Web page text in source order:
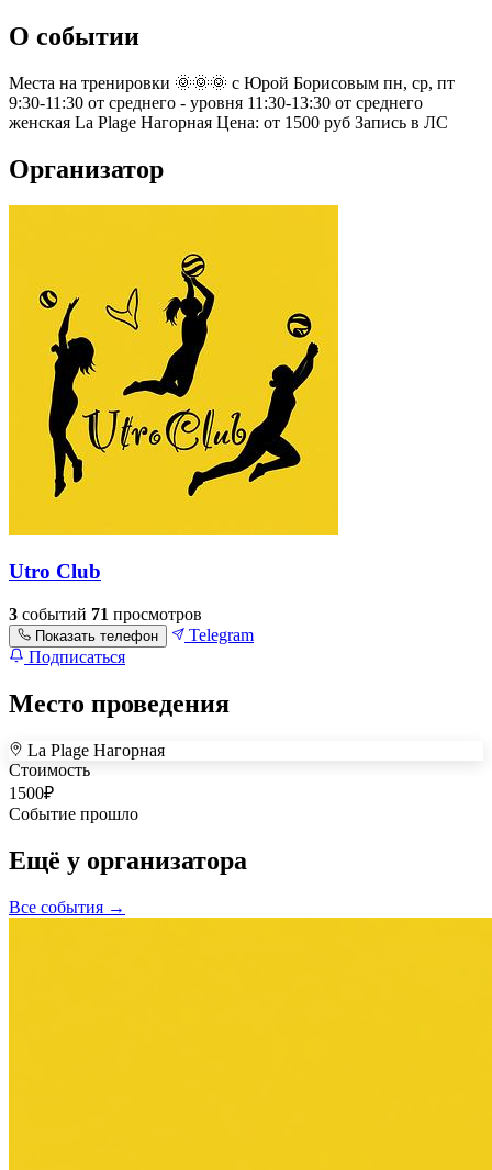
О событии
Места на тренировки 🌞🌞🌞 с Юрой Борисовым пн, ср, пт
9:30-11:30 от среднего - уровня 11:30-13:30 от среднего
женская La Plage Нагорная Цена: от 1500 руб Запись в ЛС
Организатор
Utro Club
3 событий 71 просмотров
Показать телефон
Telegram
Подписаться
Место проведения
+
–
La Plage Нагорная
Стоимость
1500₽
Событие прошло
Ещё у организатора
Все события →